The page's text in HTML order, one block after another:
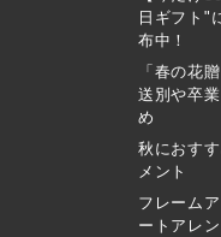
日ギフト"
布中！
「春の花
送別や卒
め
秋におす
メント
フレーム
ートアレ